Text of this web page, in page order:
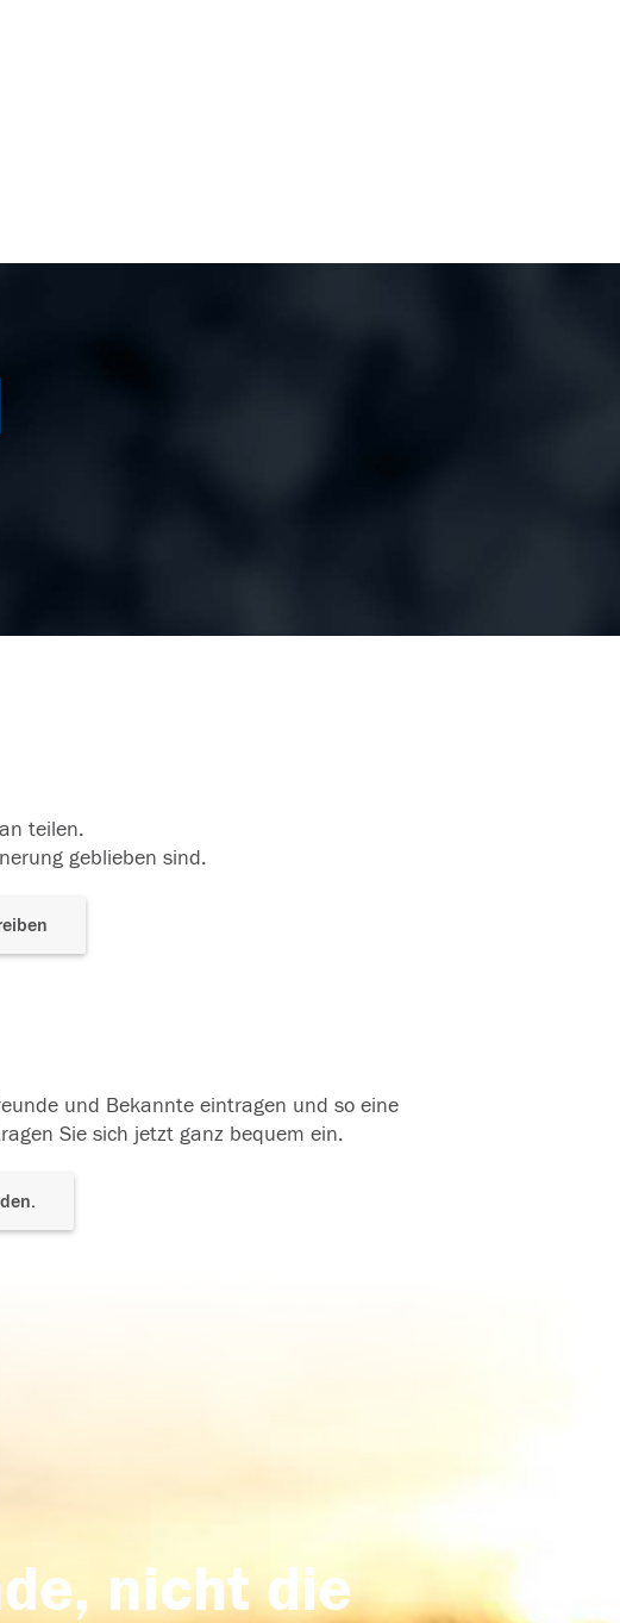
teilen.
geblieben sind.
und Bekannte eintragen und so eine
Sie sich jetzt ganz bequem ein.
nicht die